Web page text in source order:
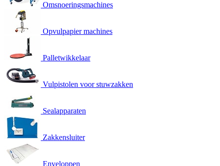
Omsnoeringsmachines
Opvulpapier machines
Palletwikkelaar
Vulpistolen voor stuwzakken
Sealapparaten
Zakkensluiter
Enveloppen